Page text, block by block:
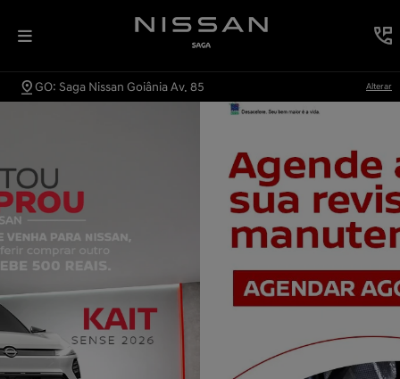
GO: Saga Nissan Goiânia Av. 85 Alterar